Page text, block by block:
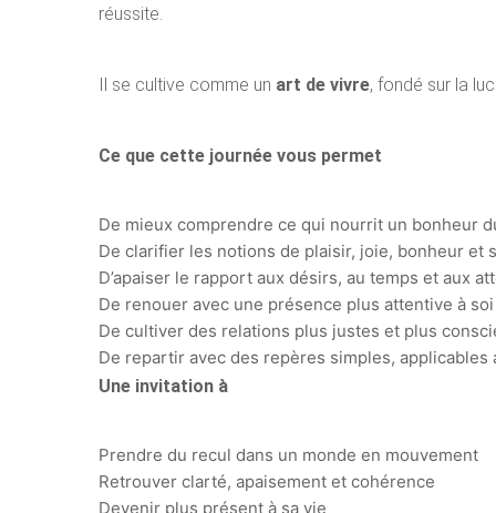
réussite.
Il se cultive comme un art de vivre, fondé sur la
Ce que cette journée vous permet
De mieux comprendre ce qui nourrit un bonheur
De clarifier les notions de plaisir, joie, bonheur et
D’apaiser le rapport aux désirs, au temps et aux
De renouer avec une présence plus attentive à soi
De cultiver des relations plus justes et plus
De repartir avec des repères simples, applicables
Une invitation à
Prendre du recul dans un monde en mouvement
Retrouver clarté, apaisement et cohérence
Devenir plus présent à sa vie